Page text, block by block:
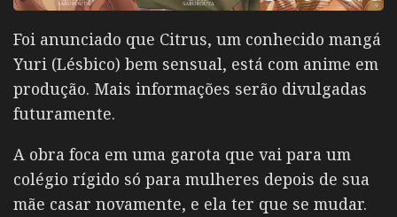
Foi anunciado que Citrus, um conhecido mangá
Yuri (Lésbico) bem sensual, está com anime em
produção. Mais informações serão divulgadas
futuramente.
A obra foca em uma garota que vai para um
colégio rígido só para mulheres depois de sua
mãe casar novamente, e ela ter que se mudar.